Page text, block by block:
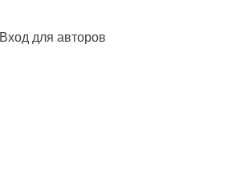
Вход для авторов